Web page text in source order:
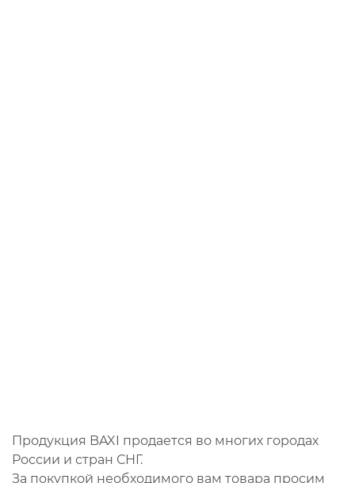
Продукция BAXI продается во многих городах
России и стран СНГ.
За покупкой необходимого вам товара просим